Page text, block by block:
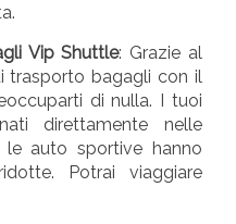
Vip Shuttle: Grazie al
trasporto bagagli con il
di nulla. I tuoi
direttamente nelle
le auto sportive hanno
Potrai viaggiare